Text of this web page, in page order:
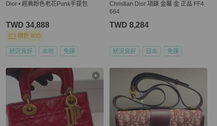
Dior • 經典粉色老花Punk手提包
TWD 34,888
現折 800
狀況良好 本地 免運
Christian Dior 項鍊 金屬 金 正品 FF4
664
TWD 8,284
狀況良好 日本 免運